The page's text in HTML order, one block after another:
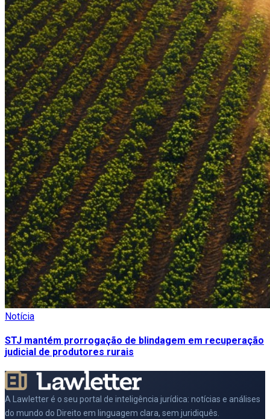
Notícia
STJ mantém prorrogação de blindagem em recuperação
judicial de produtores rurais
A Lawletter é o seu portal de inteligência jurídica: notícias e análises
do mundo do Direito em linguagem clara, sem juridiquês.